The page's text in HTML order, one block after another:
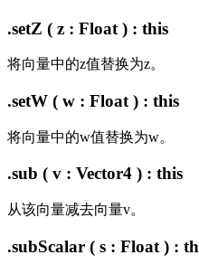
.setZ ( z : Float ) : this
将向量中的z值替换为z。
.setW ( w : Float ) : this
将向量中的w值替换为w。
.sub ( v : Vector4 ) : this
从该向量减去向量v。
.subScalar ( s : Float ) :